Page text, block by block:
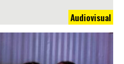
Audiovisual